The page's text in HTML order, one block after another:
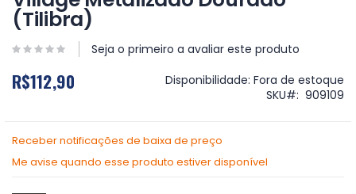
da
Galeria
de
imagens
(Tilibra)
Seja o primeiro a avaliar este produto
R$112,90 Disponibilidade: Fora de estoque
SKU
909109
Receber notificações de baixa de preço
Me avise quando esse produto estiver disponível